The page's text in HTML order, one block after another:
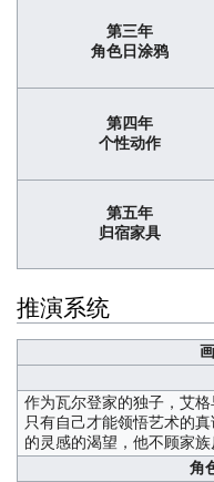
第三年
角色日涂鸦
第四年
个性动作
第五年
归宿家具
推演系统
作为瓦尔登家的独子，艾
只有自己才能领悟艺术的
的灵感的渴望，他不顾家族
角